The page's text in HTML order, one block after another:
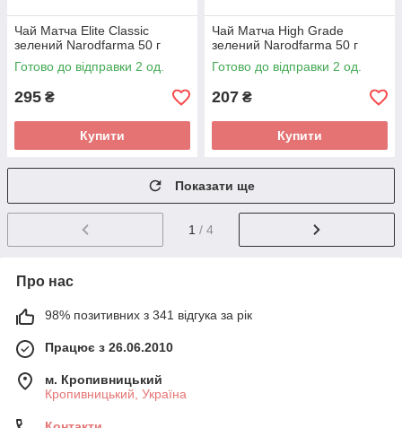
Чай Матча Elite Classic
зелений Narodfarma 50 г
Готово до відправки 2 од.
295 ₴
Купити
Чай Матча High Grade
зелений Narodfarma 50 г
Готово до відправки 2 од.
207 ₴
Купити
Показати ще
1 / 4
Про нас
98% позитивних з 341 відгука за рік
Працює з 26.06.2010
м. Кропивницький
Кропивницький, Україна